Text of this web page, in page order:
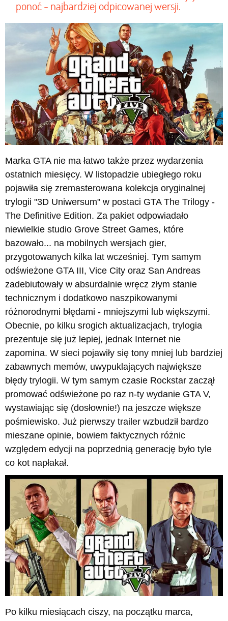
ponoć - najbardziej odpicowanej wersji.
Marka GTA nie ma łatwo także przez wydarzenia
ostatnich miesięcy. W listopadzie ubiegłego roku
pojawiła się zremasterowana kolekcja oryginalnej
trylogii "3D Uniwersum" w postaci GTA The Trilogy -
The Definitive Edition. Za pakiet odpowiadało
niewielkie studio Grove Street Games, które
bazowało... na mobilnych wersjach gier,
przygotowanych kilka lat wcześniej. Tym samym
odświeżone GTA III, Vice City oraz San Andreas
zadebiutowały w absurdalnie wręcz złym stanie
technicznym i dodatkowo naszpikowanymi
różnorodnymi błędami - mniejszymi lub większymi.
Obecnie, po kilku srogich aktualizacjach, trylogia
prezentuje się już lepiej, jednak Internet nie
zapomina. W sieci pojawiły się tony mniej lub bardziej
zabawnych memów, uwypuklających największe
błędy trylogii. W tym samym czasie Rockstar zaczął
promować odświeżone po raz n-ty wydanie GTA V,
wystawiając się (dosłownie!) na jeszcze większe
pośmiewisko. Już pierwszy trailer wzbudził bardzo
mieszane opinie, bowiem faktycznych różnic
względem edycji na poprzednią generację było tyle
co kot napłakał.
Po kilku miesiącach ciszy, na początku marca,